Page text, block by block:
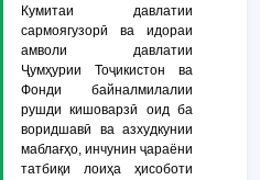
Кумитаи давлатии
сармоягузорӣ ва идораи
амволи давлатии
Ҷумҳурии Тоҷикистон ва
Фонди байналмилалии
рушди кишоварзӣ оид ба
воридшавӣ ва азхудкунии
маблағҳо, инчунин ҷараёни
татбиқи лоиҳа ҳисоботи